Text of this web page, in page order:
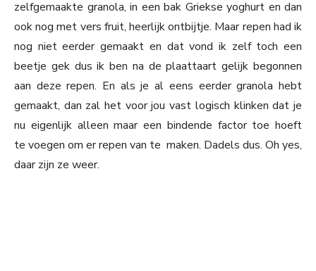
zelfgemaakte granola, in een bak Griekse yoghurt en dan
ook nog met vers fruit, heerlijk ontbijtje. Maar repen had ik
nog niet eerder gemaakt en dat vond ik zelf toch een
beetje gek dus ik ben na de plaattaart gelijk begonnen
aan deze repen. En als je al eens eerder granola hebt
gemaakt, dan zal het voor jou vast logisch klinken dat je
nu eigenlijk alleen maar een bindende factor toe hoeft
te voegen om er repen van te maken. Dadels dus. Oh yes,
daar zijn ze weer.